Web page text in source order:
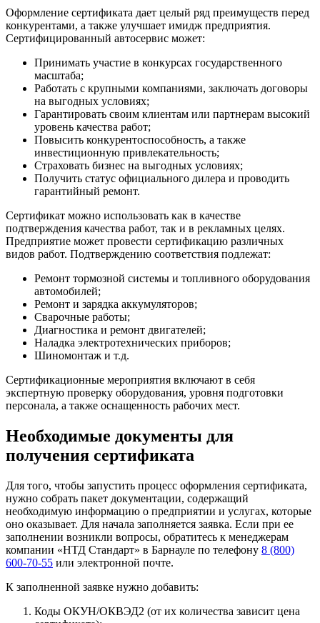
Оформление сертификата дает целый ряд преимуществ перед
конкурентами, а также улучшает имидж предприятия.
Сертифицированный автосервис может:
Принимать участие в конкурсах государственного
масштаба;
Работать с крупными компаниями, заключать договоры
на выгодных условиях;
Гарантировать своим клиентам или партнерам высокий
уровень качества работ;
Повысить конкурентоспособность, а также
инвестиционную привлекательность;
Страховать бизнес на выгодных условиях;
Получить статус официального дилера и проводить
гарантийный ремонт.
Сертификат можно использовать как в качестве
подтверждения качества работ, так и в рекламных целях.
Предприятие может провести сертификацию различных
видов работ. Подтверждению соответствия подлежат:
Ремонт тормозной системы и топливного оборудования
автомобилей;
Ремонт и зарядка аккумуляторов;
Сварочные работы;
Диагностика и ремонт двигателей;
Наладка электротехнических приборов;
Шиномонтаж и т.д.
Сертификационные мероприятия включают в себя
экспертную проверку оборудования, уровня подготовки
персонала, а также оснащенность рабочих мест.
Необходимые документы для
получения сертификата
Для того, чтобы запустить процесс оформления сертификата,
нужно собрать пакет документации, содержащий
необходимую информацию о предприятии и услугах, которые
оно оказывает. Для начала заполняется заявка. Если при ее
заполнении возникли вопросы, обратитесь к менеджерам
компании «НТД Стандарт» в Барнауле по телефону 8 (800)
600-70-55 или электронной почте.
К заполненной заявке нужно добавить:
Коды ОКУН/ОКВЭД2 (от их количества зависит цена